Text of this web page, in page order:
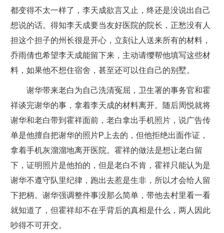
都变得不太一样了，李天成欲言又止，终还是没说出自己
想说的话。得知李天成要当友好医院的院长，正愁没有人
担这个担子的州长很是开心，立刻让人送来所有的材料，
乔雨倩也希望李天成能留下来，主动请缨帮他填写这些材
料，如果他不想住宿舍，甚至还可以住自己的别墅。
谢华带来老白为自己洗清冤屈，卫生署的事务官和霍
祥谈完谢华的事，拿着李天成的材料离开。随后周悦就将
谢华和老白带到霍祥面前，老白拿出手机照片，说广告传
单是他擅自把谢华的照片P上去的，但他拒绝出面作证，
拿着手机灰溜溜地离开医院。霍祥的做法是想让老白留
下，证明照片是他拍的，但是老白不肯，霍祥只能认为是
谢华不遵守队里纪律，跑出去惹是生非，所以才会给人留
下把柄。谢华强调整件事没那么简单，带他去村里看一看
就知道了，但霍祥却不在乎背后的真相是什么，两人因此
吵得不可开交。